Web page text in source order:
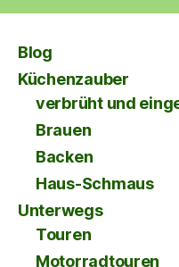
Blog
Küchenzauber
verbrüht und
Brauen
Backen
Haus-Schmaus
Unterwegs
Touren
Motorradtouren